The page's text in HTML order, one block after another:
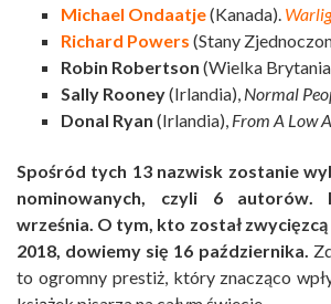
Michael Ondaatje(Kanada).
Richard Powers (Stany
Robin Robertson (Wielka
Sally Rooney(Irlandia), Normal
Donal Ryan (Irlandia), From A Low
Spośród tych 13 nazwisk zostanie
nominowanych, czyli 6 autorów.
września. O tym, kto został
2018, dowiemy się 16 października.
to ogromny prestiż, który znacząco